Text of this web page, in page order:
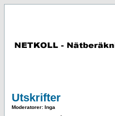
Utskrifter
Moderatorer: Inga